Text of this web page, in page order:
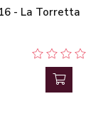
- La Torretta